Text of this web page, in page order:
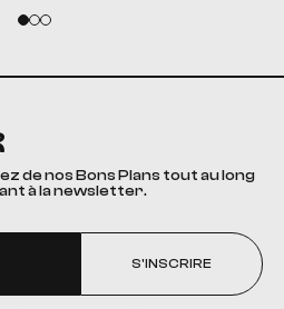
de nos Bons Plans tout au long
à la newsletter.
S'INSCRIRE